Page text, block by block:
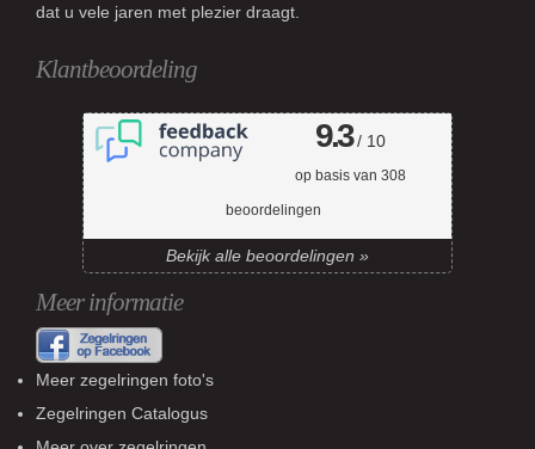
dat u vele jaren met plezier draagt.
Klantbeoordeling
9.3/ 10
op basis van 308
beoordelingen
Bekijk alle beoordelingen »
Meer informatie
Meer zegelringen foto's
Zegelringen Catalogus